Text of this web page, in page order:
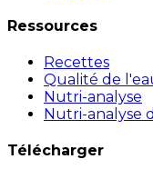
Ressources
Recettes
Qualité de
Nutri-analyse
Nutri-analyse
Télécharger